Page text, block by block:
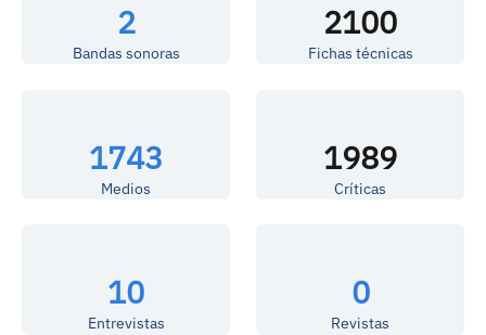
2
Bandas sonoras
2100
Fichas técnicas
1743
Medios
1989
Críticas
10
Entrevistas
0
Revistas